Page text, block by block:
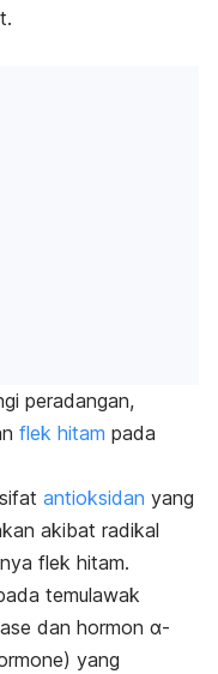
peradangan,
flek hitam pada
antioksidan yang
akibat radikal
flek hitam.
temulawak
dan hormon α-
) yang